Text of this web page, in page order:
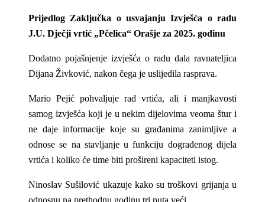
Prijedlog Zaključka o usvajanju Izvješća o radu
J.U. Dječji vrtić „Pčelica“ Orašje za 2025. godinu
Dodatno pojašnjenje izvješća o radu dala ravnateljica
Dijana Živković, nakon čega je uslijedila rasprava.
Mario Pejić pohvaljuje rad vrtića, ali i manjkavosti
samog izvješća koji je u nekim dijelovima veoma štur i
ne daje informacije koje su građanima zanimljive a
odnose se na stavljanje u funkciju dograđenog dijela
vrtića i koliko će time biti prošireni kapaciteti istog.
Ninoslav Sušilović ukazuje kako su troškovi grijanja u